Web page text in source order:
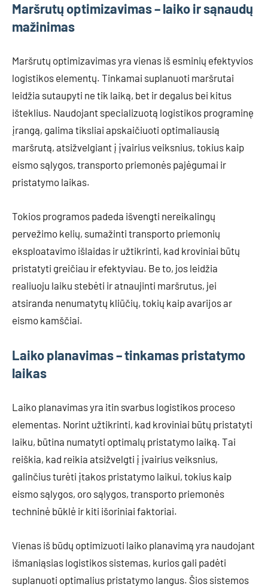
Maršrutų optimizavimas – laiko ir sąnaudų
mažinimas
Maršrutų optimizavimas yra vienas iš esminių efektyvios
logistikos elementų. Tinkamai suplanuoti maršrutai
leidžia sutaupyti ne tik laiką, bet ir degalus bei kitus
išteklius. Naudojant specializuotą logistikos programinę
įrangą, galima tiksliai apskaičiuoti optimaliausią
maršrutą, atsižvelgiant į įvairius veiksnius, tokius kaip
eismo sąlygos, transporto priemonės pajėgumai ir
pristatymo laikas.
Tokios programos padeda išvengti nereikalingų
pervežimo kelių, sumažinti transporto priemonių
eksploatavimo išlaidas ir užtikrinti, kad kroviniai būtų
pristatyti greičiau ir efektyviau. Be to, jos leidžia
realiuoju laiku stebėti ir atnaujinti maršrutus, jei
atsiranda nenumatytų kliūčių, tokių kaip avarijos ar
eismo kamščiai.
Laiko planavimas – tinkamas pristatymo
laikas
Laiko planavimas yra itin svarbus logistikos proceso
elementas. Norint užtikrinti, kad kroviniai būtų pristatyti
laiku, būtina numatyti optimalų pristatymo laiką. Tai
reiškia, kad reikia atsižvelgti į įvairius veiksnius,
galinčius turėti įtakos pristatymo laikui, tokius kaip
eismo sąlygos, oro sąlygos, transporto priemonės
techninė būklė ir kiti išoriniai faktoriai.
Vienas iš būdų optimizuoti laiko planavimą yra naudojant
išmaniąsias logistikos sistemas, kurios gali padėti
suplanuoti optimalius pristatymo langus. Šios sistemos